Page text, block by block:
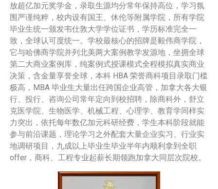
放超亿加元奖学金，录取生源均分常年保持高位，学习氛
围严谨纯粹，校内设有国王、休伦等附属学院，所有学院
毕业生统一颁发韦仕敦大学学位证书，学历标准完全一
致，全球认可度统一。学校最核心的招牌是毅伟商学院，
它与哈佛商学院并列北美两大案例教学发源地，坐拥全球
第二大商业案例库，纯案例式授课模式全程模拟真实商业
决策，含金量享誉全球，本科 HBA 荣誉商科项目录取门槛
极高，MBA 毕业生大量出任跨国企业高管，加拿大各大银
行、投行、咨询公司常年定向到校招聘，除商科外，舒立
克医学院、生物医学、机械工程、心理学、教育学同样实
力突出，依托每年数亿加元科研经费，学生本科阶段就能
参与前沿课题，理论学习之外配套大量企业实习、行业实
地调研项目，九成以上毕业生毕业半年内顺利拿到全职
offer，商科、工程专业起薪长期领跑加拿大同层次院校。